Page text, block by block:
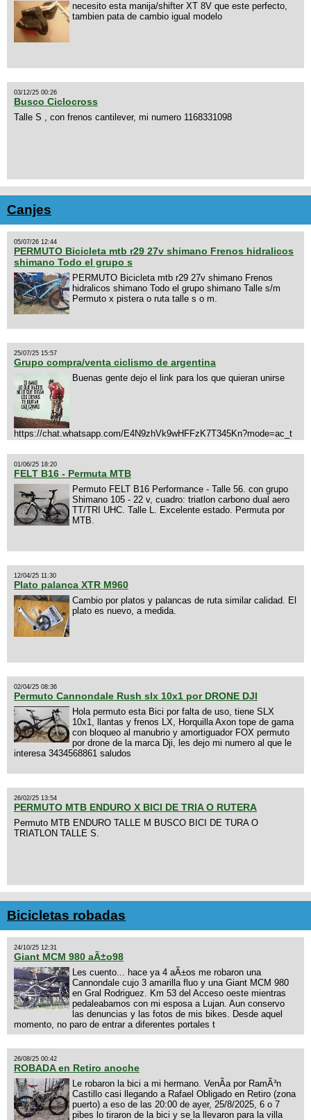
necesito esta manija/shifter XT 8V que este perfecto,
tambien pata de cambio igual modelo
03/12/25 00:26
Busco Ciclocross
Talle S , con frenos cantilever, mi numero 1168331098
Canjes
05/07/26 12:44
PERMUTO Bicicleta mtb r29 27v shimano Frenos hidralicos
shimano Todo el grupo s
PERMUTO Bicicleta mtb r29 27v shimano Frenos
hidralicos shimano Todo el grupo shimano Talle s/m
Permuto x pistera o ruta talle s o m.
25/07/25 15:57
Grupo compra/venta ciclismo de argentina
Buenas gente dejo el link para los que quieran unirse
https://chat.whatsapp.com/E4N9zhVk9wHFFzK7T345Kn?mode=ac_t
01/06/25 18:20
FELT B16 - Permuta MTB
Permuto FELT B16 Performance - Talle 56. con grupo
Shimano 105 - 22 v, cuadro: triatlon carbono dual aero
TT/TRI UHC. Talle L. Excelente estado. Permuta por
MTB.
12/04/25 11:30
Plato palanca XTR M960
Cambio por platos y palancas de ruta similar calidad. El
plato es nuevo, a medida.
02/04/25 08:36
Permuto Cannondale Rush slx 10x1 por DRONE DJI
Hola permuto esta Bici por falta de uso, tiene SLX
10x1, llantas y frenos LX, Horquilla Axon tope de gama
con bloqueo al manubrio y amortiguador FOX permuto
por drone de la marca Dji, les dejo mi numero al que le
interesa 3434568861 saludos
26/02/25 13:54
PERMUTO MTB ENDURO X BICI DE TRIA O RUTERA
Permuto MTB ENDURO TALLE M BUSCO BICI DE TURA O
TRIATLON TALLE S.
Bicicletas robadas
24/10/25 12:31
Giant MCM 980 aÃ±o98
Les cuento... hace ya 4 aÃ±os me robaron una
Cannondale cujo 3 amarilla fluo y una Giant MCM 980
en Gral Rodriguez. Km 53 del Acceso oeste mientras
pedaleabamos con mi esposa a Lujan. Aun conservo
las denuncias y las fotos de mis bikes. Desde aquel
momento, no paro de entrar a diferentes portales t
26/08/25 00:42
ROBADA en Retiro anoche
Le robaron la bici a mi hermano. VenÃ­a por RamÃ³n
Castillo casi llegando a Rafael Obligado en Retiro (zona
puerto) a eso de las 20:00 de ayer, 25/8/2025, 6 o 7
pibes lo tiraron de la bici y se la llevaron para la villa